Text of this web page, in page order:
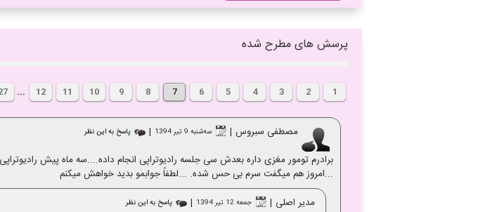
پرسش های مطرح شده
1
2
3
4
5
6
7
8
9
10
11
12
...
مصطفی سبروس | ﺳﻪشنبه 9 تير 1394 | پاسخ به این نظر
برادرم تومور مغزی داره بعدش سی جلسه رادیوتراپی انجام داده....سه ماه پیش
...امروز هم میگفت سرم بی حس شده. ...لطفاً جوابمو بدید خواهش میکنم
مدیر اصلی | جمعه 12 تير 1394 | پاسخ به این نظر